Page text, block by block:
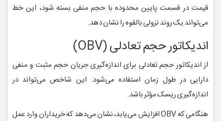
قیمت در قسمت پایین محدوده با حجم منفی بسته شود، این خط
می‌تواند یک روند نزولی بالقوه را نشان دهد.
اندیکاتور حجم تعادلی (OBV)
از اندیکاتور حجم تعادلی برای اندازه‌گیری جریان حجم مثبت و منفی
دارایی در طول زمان استفاده می‌شود. این شاخص می‌تواند در
اندازه‌گیری ریسک مؤثر باشد.
هنگامی که OBV افزایش می‌یابد، نشان می‌دهد که خریداران وارد عمل